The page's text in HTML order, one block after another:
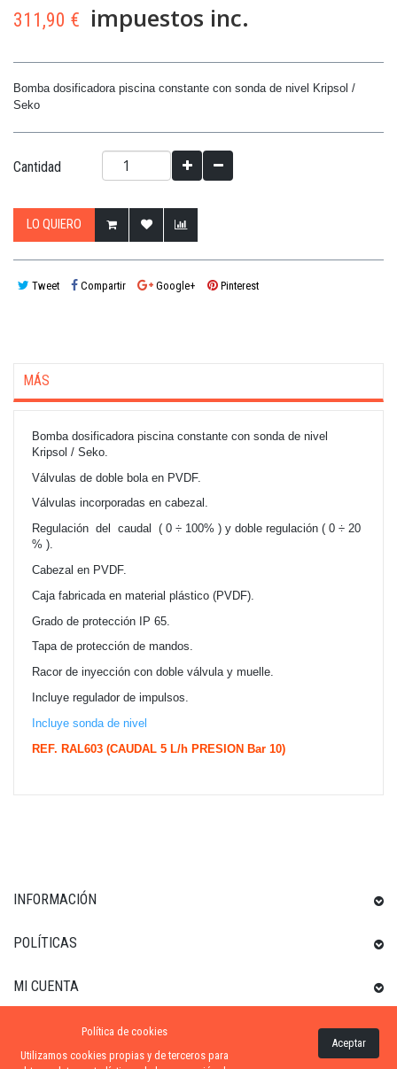
311,90 € impuestos inc.
Bomba dosificadora piscina constante con sonda de nivel Kripsol /
Seko
Cantidad
LO QUIERO
Tweet Compartir Google+ Pinterest
MÁS
Bomba dosificadora piscina constante con sonda de nivel
Kripsol / Seko.
Válvulas de doble bola en PVDF.
Válvulas incorporadas en cabezal.
Regulación del caudal ( 0 ÷ 100% ) y doble regulación ( 0 ÷ 20
% ).
Cabezal en PVDF.
Caja fabricada en material plástico (PVDF).
Grado de protección IP 65.
Tapa de protección de mandos.
Racor de inyección con doble válvula y muelle.
Incluye regulador de impulsos.
Incluye sonda de nivel
REF. RAL603 (CAUDAL 5 L/h PRESION Bar 10)
INFORMACIÓN
POLÍTICAS
MI CUENTA
INFORMACIÓN SOBRE LA TIENDA
Política de cookies
Utilizamos cookies propias y de terceros para
Aceptar